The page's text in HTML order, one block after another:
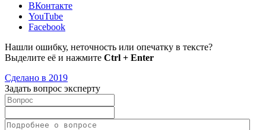
ВКонтакте
YouTube
Facebook
Нашли ошибку, неточность или опечатку в тексте?
Выделите её и нажмите Ctrl + Enter
Сделано в 2019
Задать вопрос эксперту